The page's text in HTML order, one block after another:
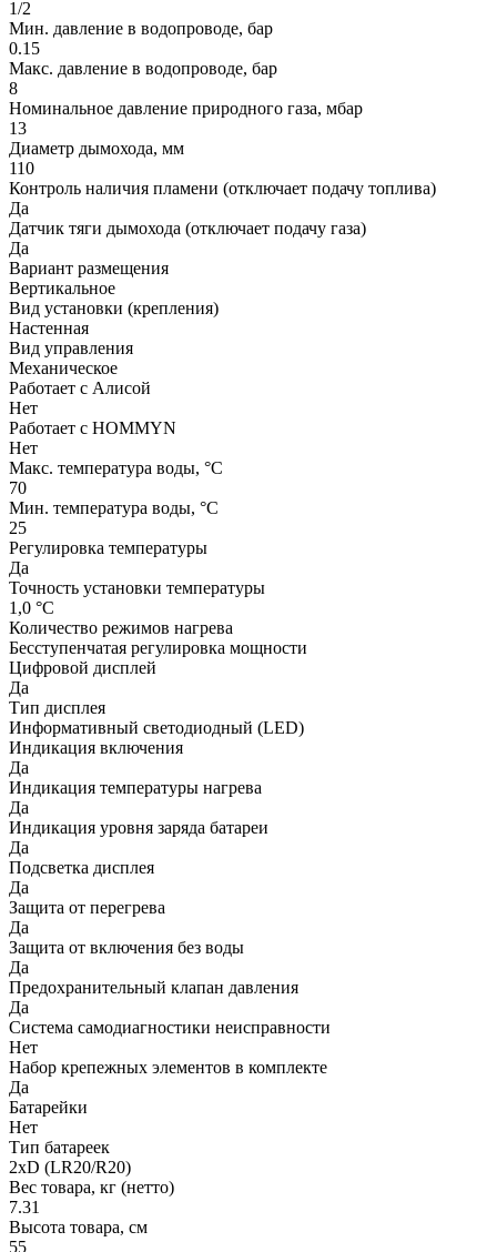
1/2
Мин. давление в водопроводе, бар
0.15
Макс. давление в водопроводе, бар
8
Номинальное давление природного газа, мбар
13
Диаметр дымохода, мм
110
Контроль наличия пламени (отключает подачу топлива)
Да
Датчик тяги дымохода (отключает подачу газа)
Да
Вариант размещения
Вертикальное
Вид установки (крепления)
Настенная
Вид управления
Механическое
Работает с Алисой
Нет
Работает с HOMMYN
Нет
Макс. температура воды, °С
70
Мин. температура воды, °С
25
Регулировка температуры
Да
Точность установки температуры
1,0 °С
Количество режимов нагрева
Бесступенчатая регулировка мощности
Цифровой дисплей
Да
Тип дисплея
Информативный светодиодный (LED)
Индикация включения
Да
Индикация температуры нагрева
Да
Индикация уровня заряда батареи
Да
Подсветка дисплея
Да
Защита от перегрева
Да
Защита от включения без воды
Да
Предохранительный клапан давления
Да
Система самодиагностики неисправности
Нет
Набор крепежных элементов в комплекте
Да
Батарейки
Нет
Тип батареек
2хD (LR20/R20)
Вес товара, кг (нетто)
7.31
Высота товара, см
55